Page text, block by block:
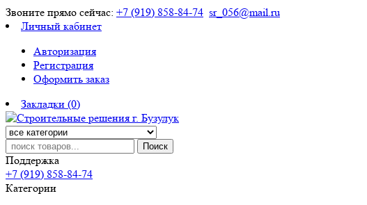
Звоните прямо сейчас: +7 (919) 858-84-74 sr_056@mail.ru
Личный кабинет
Авторизация
Регистрация
Оформить заказ
Закладки (0)
Поиск
Поддержка
+7 (919) 858-84-74
Категории